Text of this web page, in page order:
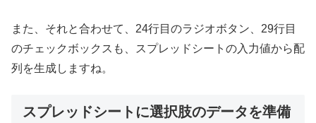
また、それと合わせて、24行目のラジオボタン、29行目
のチェックボックスも、スプレッドシートの入力値から配
列を生成しますね。
スプレッドシートに選択肢のデータを準備